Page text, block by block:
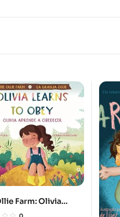
Farm: Olivia
to Obey / Olivia